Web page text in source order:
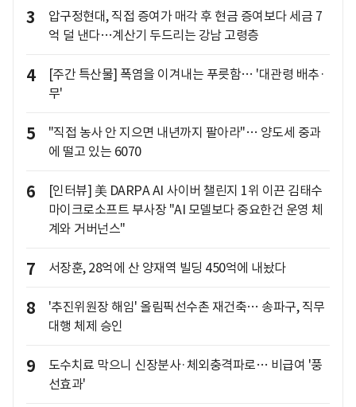
3
압구정현대, 직접 증여가 매각 후 현금 증여보다 세금 7
억 덜 낸다…계산기 두드리는 강남 고령층
4
[주간 특산물] 폭염을 이겨내는 푸릇함… '대관령 배추·
무'
5
"직접 농사 안 지으면 내년까지 팔아라"… 양도세 중과
에 떨고 있는 6070
6
[인터뷰] 美 DARPA AI 사이버 챌린지 1위 이끈 김태수
마이크로소프트 부사장 "AI 모델보다 중요한건 운영 체
계와 거버넌스"
7 서장훈, 28억에 산 양재역 빌딩 450억에 내놨다
8
'추진위원장 해임' 올림픽선수촌 재건축… 송파구, 직무
대행 체제 승인
9
도수치료 막으니 신장분사·체외충격파로… 비급여 '풍
선효과'